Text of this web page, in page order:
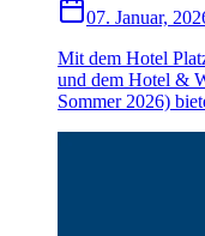
07. Januar,
Mit dem Hotel
und dem Hotel &
Sommer 2026)